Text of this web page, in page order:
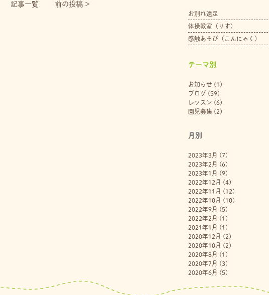
記事一覧 前の投稿 >
お別れ遠足
体操教室（りす）
感触あそび（こんにゃく）
テーマ別
お知らせ(1)
ブログ(59)
レッスン (6)
園児募集 (2)
月別
2023年3月 (7)
2023年2月 (6)
2023年1月 (9)
2022年12月 (4)
2022年11月 (12)
2022年10月 (10)
2022年9月 (5)
2022年2月 (1)
2021年1月 (1)
2020年12月 (2)
2020年10月 (2)
2020年8月 (1)
2020年7月 (3)
2020年6月 (5)